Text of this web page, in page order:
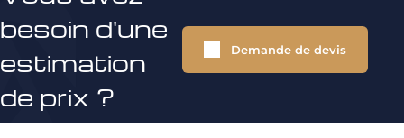
besoin d'une
estimation
de prix ?
Demande de devis